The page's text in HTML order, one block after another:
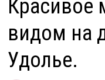
Красивое
видом на
Удолье.